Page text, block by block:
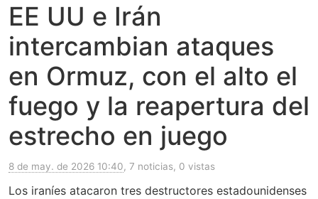
EE UU e Irán
intercambian ataques
en Ormuz, con el alto el
fuego y la reapertura del
estrecho en juego
8 de may. de 2026 10:40, 7 noticias, 0 vistas
Los iraníes atacaron tres destructores estadounidenses